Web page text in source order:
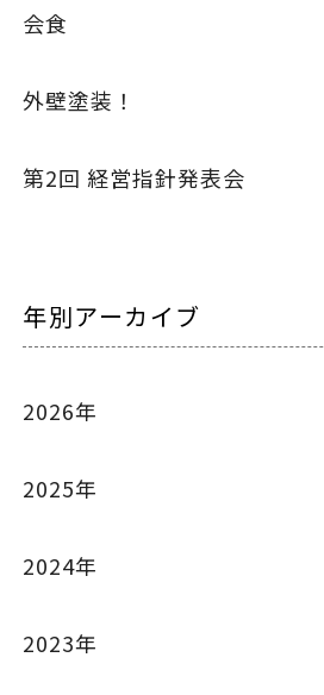
会食
外壁塗装！
第2回 経営指針発表会
年別アーカイブ
2026年
2025年
2024年
2023年